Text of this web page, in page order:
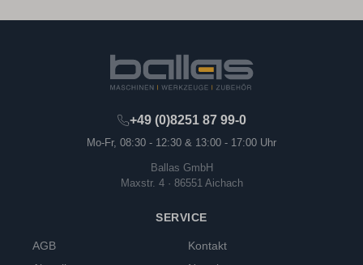
+49 (0)8251 87 99-0
Mo-Fr, 08:30 - 12:30 & 13:00 - 17:00 Uhr
Ballas GmbH
Maxstr. 4 · 86551 Aichach
SERVICE
AGB
Kontakt